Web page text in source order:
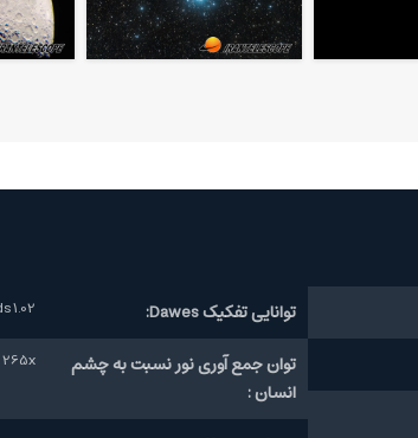
توانایی تفکیک Dawes: 1.02 arc seconds
توان جمع آوری نور نسبت به چشم
انسان :
265x برابر چشم انسان